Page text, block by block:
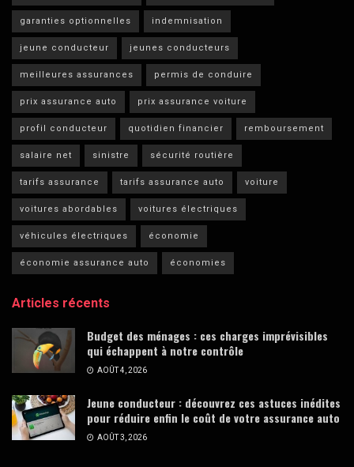
garanties optionnelles indemnisation
jeune conducteur jeunes conducteurs
meilleures assurances permis de conduire
prix assurance auto prix assurance voiture
profil conducteur quotidien financier remboursement
salaire net sinistre sécurité routière
tarifs assurance tarifs assurance auto voiture
voitures abordables voitures électriques
véhicules électriques économie
économie assurance auto économies
Articles récents
Budget des ménages : ces charges imprévisibles
qui échappent à notre contrôle
AOÛT 4, 2026
Jeune conducteur : découvrez ces astuces inédites
pour réduire enfin le coût de votre assurance auto
AOÛT 3, 2026